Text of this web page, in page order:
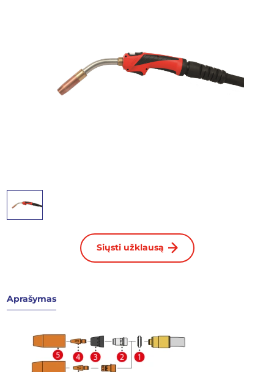
Siųsti užklausą
Aprašymas